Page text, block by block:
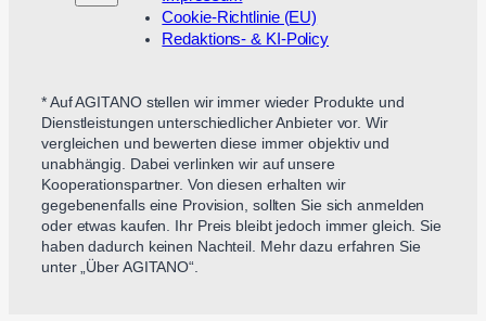
Cookie-Richtlinie (EU)
Redaktions- & KI-Policy
* Auf AGITANO stellen wir immer wieder Produkte und
Dienstleistungen unterschiedlicher Anbieter vor. Wir
vergleichen und bewerten diese immer objektiv und
unabhängig. Dabei verlinken wir auf unsere
Kooperationspartner. Von diesen erhalten wir
gegebenenfalls eine Provision, sollten Sie sich anmelden
oder etwas kaufen. Ihr Preis bleibt jedoch immer gleich. Sie
haben dadurch keinen Nachteil. Mehr dazu erfahren Sie
unter „Über AGITANO“.